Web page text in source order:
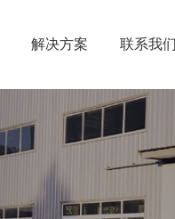
解决方案 联系我们